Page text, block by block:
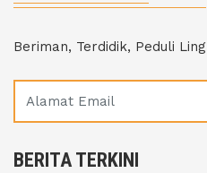
Beriman, Terdidik, Peduli
BERITA TERKINI